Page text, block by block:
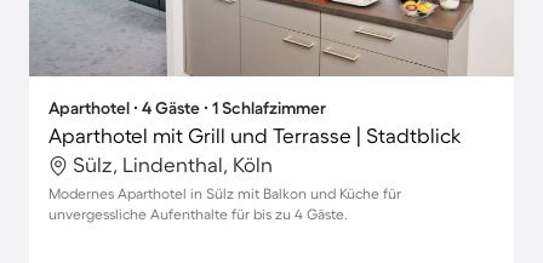
Aparthotel ∙ 4 Gäste ∙ 1 Schlafzimmer
Aparthotel mit Grill und Terrasse | Stadtblick
Sülz, Lindenthal, Köln
Modernes Aparthotel in Sülz mit Balkon und Küche für
unvergessliche Aufenthalte für bis zu 4 Gäste.